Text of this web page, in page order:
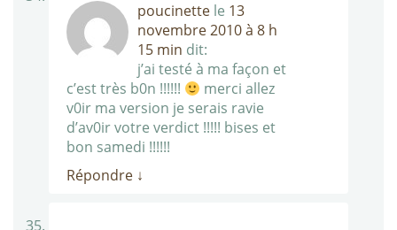
poucinette le 13
novembre 2010 à 8 h
15 min dit:
j’ai testé à ma façon et
c’est très b0n !!!!!!
merci allez
v0ir ma version je serais ravie
d’av0ir votre verdict !!!!! bises et
bon samedi !!!!!!
Répondre ↓